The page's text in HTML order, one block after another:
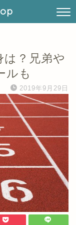
は？兄弟や
ルも
2019年9月29日